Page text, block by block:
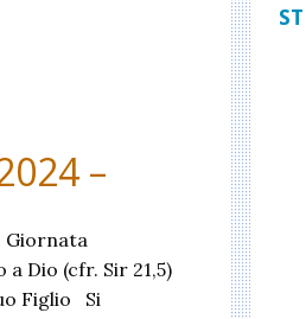
–
Giornata
Dio (cfr. Sir 21,5)
Figlio Si